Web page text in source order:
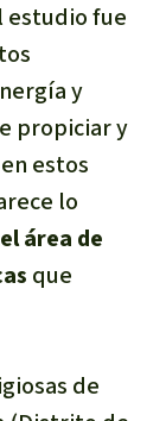
estudio fue
y
propiciar y
estos
lo
área de
que
de